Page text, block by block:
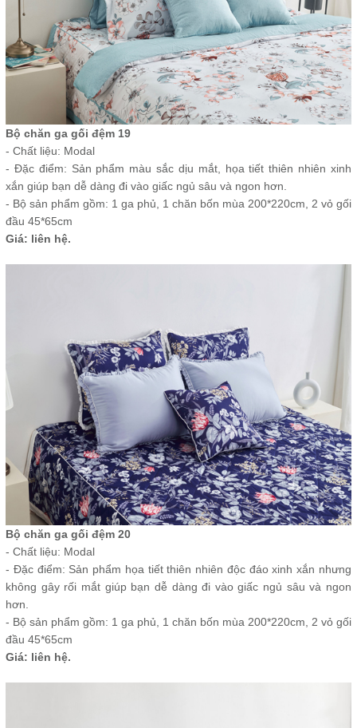
Bộ chăn ga gối đệm 19
- Chất liệu: Modal
- Đặc điểm: Sản phẩm màu sắc dịu mắt, họa tiết thiên nhiên xinh
xắn giúp bạn dễ dàng đi vào giấc ngủ sâu và ngon hơn.
- Bộ sản phẩm gồm: 1 ga phủ, 1 chăn bốn mùa 200*220cm, 2 vỏ gối
đầu 45*65cm
Giá: liên hệ.
Bộ chăn ga gối đệm 20
- Chất liệu: Modal
- Đặc điểm: Sản phẩm họa tiết thiên nhiên độc đáo xinh xắn nhưng
không gây rối mắt giúp bạn dễ dàng đi vào giấc ngủ sâu và ngon
hơn.
- Bộ sản phẩm gồm: 1 ga phủ, 1 chăn bốn mùa 200*220cm, 2 vỏ gối
đầu 45*65cm
Giá: liên hệ.